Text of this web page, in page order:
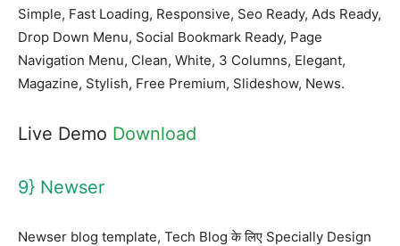
Simple, Fast Loading, Responsive, Seo Ready, Ads Ready,
Drop Down Menu, Social Bookmark Ready, Page
Navigation Menu, Clean, White, 3 Columns, Elegant,
Magazine, Stylish, Free Premium, Slideshow, News.
Live Demo Download
9} Newser
Newser blog template, Tech Blog के लिए Specially Design